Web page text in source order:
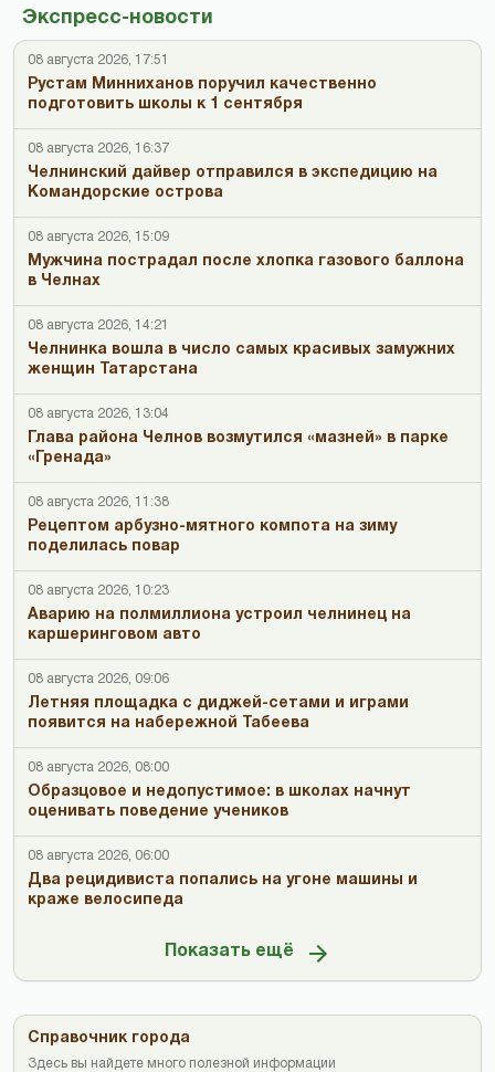
Экспресс-новости
08 августа 2026, 17:51
Рустам Минниханов поручил качественно
подготовить школы к 1 сентября
08 августа 2026, 16:37
Челнинский дайвер отправился в экспедицию на
Командорские острова
08 августа 2026, 15:09
Мужчина пострадал после хлопка газового баллона
в Челнах
08 августа 2026, 14:21
Челнинка вошла в число самых красивых замужних
женщин Татарстана
08 августа 2026, 13:04
Глава района Челнов возмутился «мазней» в парке
«Гренада»
08 августа 2026, 11:38
Рецептом арбузно-мятного компота на зиму
поделилась повар
08 августа 2026, 10:23
Аварию на полмиллиона устроил челнинец на
каршеринговом авто
08 августа 2026, 09:06
Летняя площадка с диджей-сетами и играми
появится на набережной Табеева
08 августа 2026, 08:00
Образцовое и недопустимое: в школах начнут
оценивать поведение учеников
08 августа 2026, 06:00
Два рецидивиста попались на угоне машины и
краже велосипеда
Показать ещё
Справочник города
Здесь вы найдете много полезной информации